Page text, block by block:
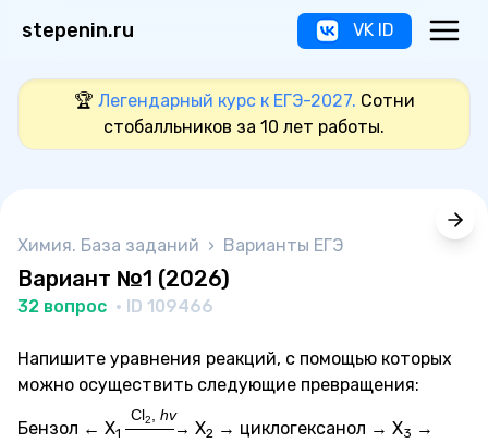
stepenin.ru VK ID
🏆 Легендарный курс к ЕГЭ-2027. Сотни
стобалльников за 10 лет работы.
Химия. База заданий › Варианты ЕГЭ
Вариант №1 (2026)
32 вопрос · ID 109466
Напишите уравнения реакций, с помощью которых
можно осуществить следующие превращения:
Бензол ← X1 ———→
Cl 2, hv
X2 → циклогексанол → X3 →